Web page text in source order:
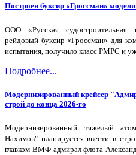
Построен буксир «Гроссман»
ООО «Русская судостроительная
рейдовый буксир «Гроссман» для
испытания, получило класс РМРС и
Подробнее...
Модернизированный крейсер
строй до конца 2026-го
Модернизированный тяжелый
Нахимов" планируется ввести в
главком ВМФ адмирал флота